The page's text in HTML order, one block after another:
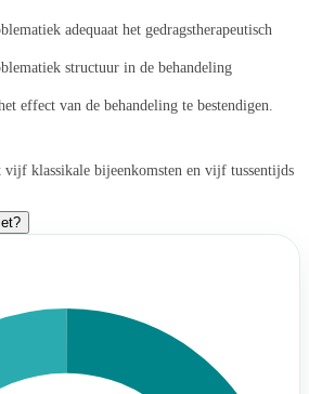
adequaat het gedragstherapeutisch
structuur in de behandeling
effect van de behandeling te bestendigen.
vijf klassikale bijeenkomsten en vijf tussentijds